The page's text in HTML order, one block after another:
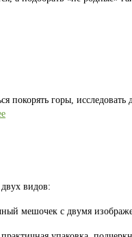
покорять горы,
видов:
мешочек с двумя